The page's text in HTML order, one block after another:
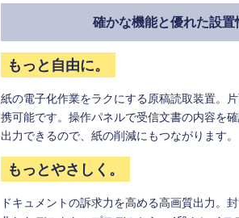
確かな機能と優れた設
もっと自由に。
紙の電子化作業をラクにする原稿読取装置。
携可能です。操作パネルで受信文書の内容を
出力できるので、紙の削減にもつながります。
もっとやさしく。
ドキュメントの訴求力を高める高画質出力。